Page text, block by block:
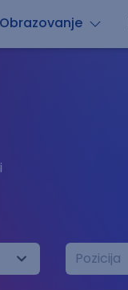
Obrazovanje
Pozicija